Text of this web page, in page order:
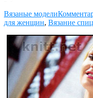
Вязаные модели
для женщин, Вязание